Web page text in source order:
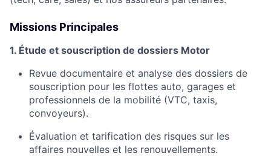
Missions Principales
1. Étude et souscription de dossiers Motor
Revue documentaire et analyse des dossiers de
souscription pour les flottes auto, garages et
professionnels de la mobilité (VTC, taxis,
convoyeurs).
Évaluation et tarification des risques sur les
affaires nouvelles et les renouvellements.